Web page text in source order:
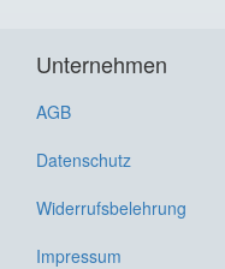
Unternehmen
AGB
Datenschutz
Widerrufsbelehrung
Impressum